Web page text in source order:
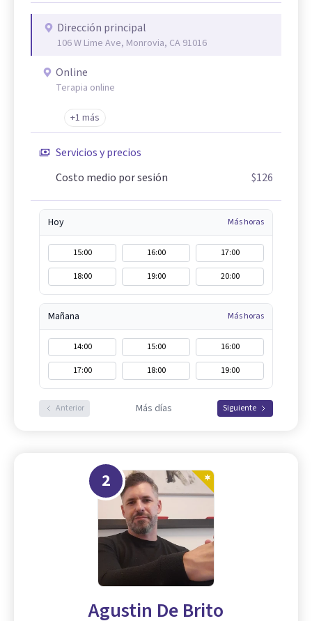
Dirección principal
106 W Lime Ave, Monrovia, CA 91016
Online
Terapia online
+1 más
Servicios y precios
Costo medio por sesión
$126
Hoy Más horas
15:00 16:00
17:00
18:00
19:00 20:00
Mañana Más horas
14:00 15:00
16:00
17:00
18:00 19:00
Anterior Más días Siguiente
2
Agustin De Brito